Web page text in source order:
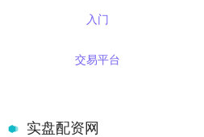
入门
交易平台
实盘配资网